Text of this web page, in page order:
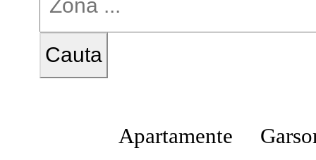
Apartamente